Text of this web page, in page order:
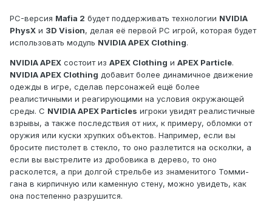
PC-версия Mafia 2 будет поддерживать технологии NVIDIA
PhysX и 3D Vision, делая её первой PC игрой, которая будет
использовать модуль NVIDIA APEX Clothing.
NVIDIA APEX состоит из APEX Clothing и APEX Particle.
NVIDIA APEX Clothing добавит более динамичное движение
одежды в игре, сделав персонажей ещё более
реалистичными и реагирующими на условия окружающей
среды. С NVIDIA APEX Particles игроки увидят реалистичные
взрывы, а также последствия от них, к примеру, обломки от
оружия или куски хрупких объектов. Например, если вы
бросите пистолет в стекло, то оно разлетится на осколки, а
если вы выстрелите из дробовика в дерево, то оно
расколется, а при долгой стрельбе из знаменитого Томми-
гана в кирпичную или каменную стену, можно увидеть, как
она постепенно разрушится.